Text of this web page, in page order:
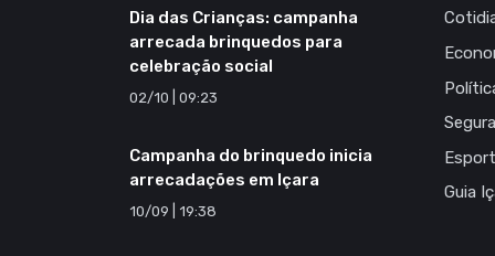
Dia das Crianças: campanha
arrecada brinquedos para
celebração social
02/10 | 09:23
Campanha do brinquedo inicia
arrecadações em Içara
10/09 | 19:38
Guia